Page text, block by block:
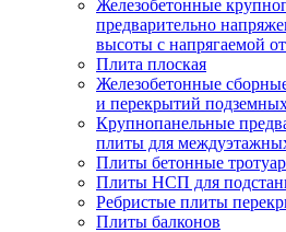
Железобетонные
предварительно
высоты с напрягаемой
Плита плоская
Железобетонные
и перекрытий
Крупнопанельные
плиты для
Плиты бетонные
Плиты НСП для
Ребристые плиты
Плиты балконов